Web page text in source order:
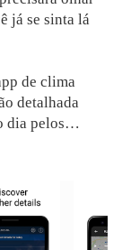
já se sinta lá
de clima
detalhada
dia pelos